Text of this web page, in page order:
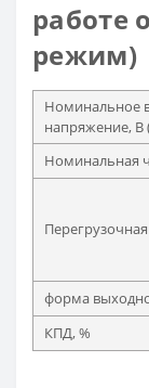
работе
режим)
Номинальное
напряжение, В
Номинальная
форма
КПД, %